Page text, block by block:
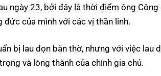
ngày 23, bởi đây là thời điểm ông Công
đức của mình với các vị thần linh.
bị lau dọn bàn thờ, nhưng với việc lau
và lòng thành của chính gia chủ.